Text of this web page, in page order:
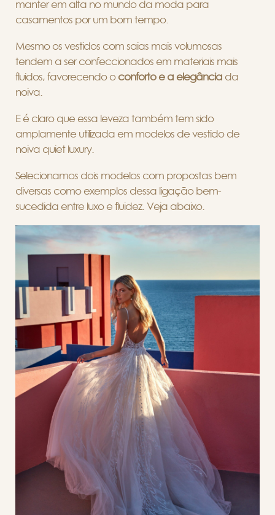
manter em alta no mundo da moda para
casamentos por um bom tempo.
Mesmo os vestidos com saias mais volumosas
tendem a ser confeccionados em materiais mais
fluidos, favorecendo oconforto e a elegância da
noiva.
E é claro que essa leveza também tem sido
amplamente utilizada em modelos de vestido de
noiva quiet luxury.
Selecionamos dois modelos com propostas bem
diversas como exemplos dessa ligação bem-
sucedida entre luxo e fluidez. Veja abaixo.